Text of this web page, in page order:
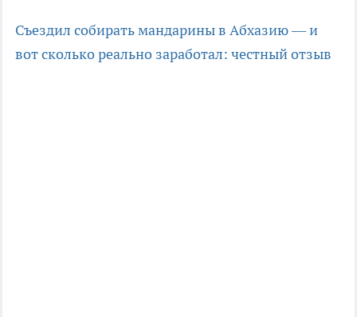
Съездил собирать мандарины в Абхазию — и
вот сколько реально заработал: честный отзыв